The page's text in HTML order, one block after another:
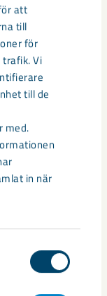
att
till
för
trafik. Vi
till de
med.
in när
öka
gruva
med att